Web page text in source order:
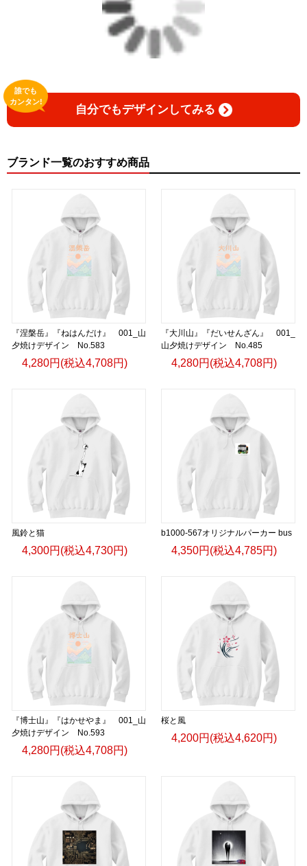
自分でもデザインしてみる
誰でも
カンタン!
ブランド一覧のおすすめ商品
『涅槃岳』『ねはんだけ』 001_山
夕焼けデザイン No.583
4,280円(税込4,708円)
『大川山』『だいせんざん』 001_
山夕焼けデザイン No.485
4,280円(税込4,708円)
風鈴と猫
4,300円(税込4,730円)
b1000-567オリジナルパーカー bus
4,350円(税込4,785円)
『博士山』『はかせやま』 001_山
夕焼けデザイン No.593
4,280円(税込4,708円)
桜と風
4,200円(税込4,620円)